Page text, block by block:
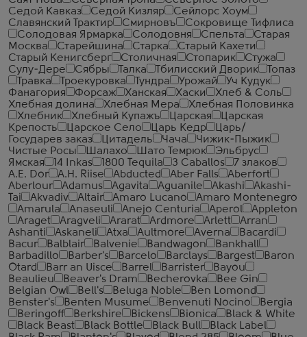
Седой Кавказ
Седой Кизляр
Сейлорс Хоум
Славянский Трактир
Смирновъ
Сокровище Тифлиса
Солодовая Ярмарка
Солодовня Спельта
Старая
Москва
Старейшина Старка
Старый Кахети
Старый Кенигсберг
Столичная Стопарик
Стужа
Сулу-Дере
Сябры Талка Тбилисский Дворик
Топаз
Травка
Троекуровка Тундра Урожай
Уч Кудук
Фанагория
Форсаж Ханская Хаски
Хлеб & Соль
Хлебная долина
Хлебная Мера
Хлебная Половинка
Хлебник
Хлебный Купажъ Царская
Царская
Крепость
Царское Село Царь Кедр
Царь/
Государев заказ
Цитадель Чача
Чижик-Пыжик
Чистые Росы
Шалахо Шато Темрюк
Эльбрус
Ямская
14 Inkas 1800 Tequila 3 Caballos
7 злаков
A.E. Dor
A.H. Riise Abducted Aber Falls
Aberfort
Aberlour
Adamus Agavita Aguanile Akashi
Akashi-
Tai
Akvadiv Altair Amaro Lucano
Amaro Montenegro
Amarula
Anaseuli Anejo Centuria Aperol
Appleton
Araget
Aragveli Ararat Ardmore Arlett
Arran
Ashanti
Askaneli Atxa Aultmore Averna
Bacardi
Bacur
Balblair Balvenie Bandwagon
Bankhall
Barbadillo
Barber's Barcelo Barclays Bargest
Baron
Otard
Barr an Uisce Barrel Barrister
Bayou
Beaulieu
Beaver's Dram Becherovka
Bee Gin
Belgian Owl
Bell's Beluga Noble
Ben Lomond
Benster's
Benten Musume Benvenuti Nocino
Bergia
Beringoff
Berkshire Bickens Bionica
Black & White
Black Beast
Black Bottle Black Bull
Black Label